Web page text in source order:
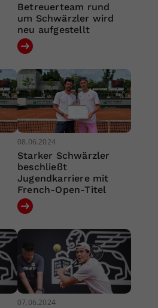
Betreuerteam rund
um Schwärzler wird
neu aufgestellt
08.06.2024
Starker Schwärzler
beschließt
Jugendkarriere mit
French-Open-Titel
07.06.2024